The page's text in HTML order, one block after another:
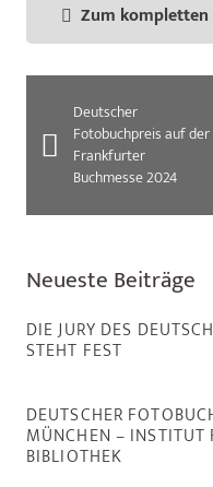
Zum
Deutscher
Fotobuchpreis auf der
Frankfurter
Buchmesse 2024
Neueste Beiträge
DIE JURY DES
STEHT FEST
DEUTSCHER
MÜNCHEN – INSTITUT
BIBLIOTHEK